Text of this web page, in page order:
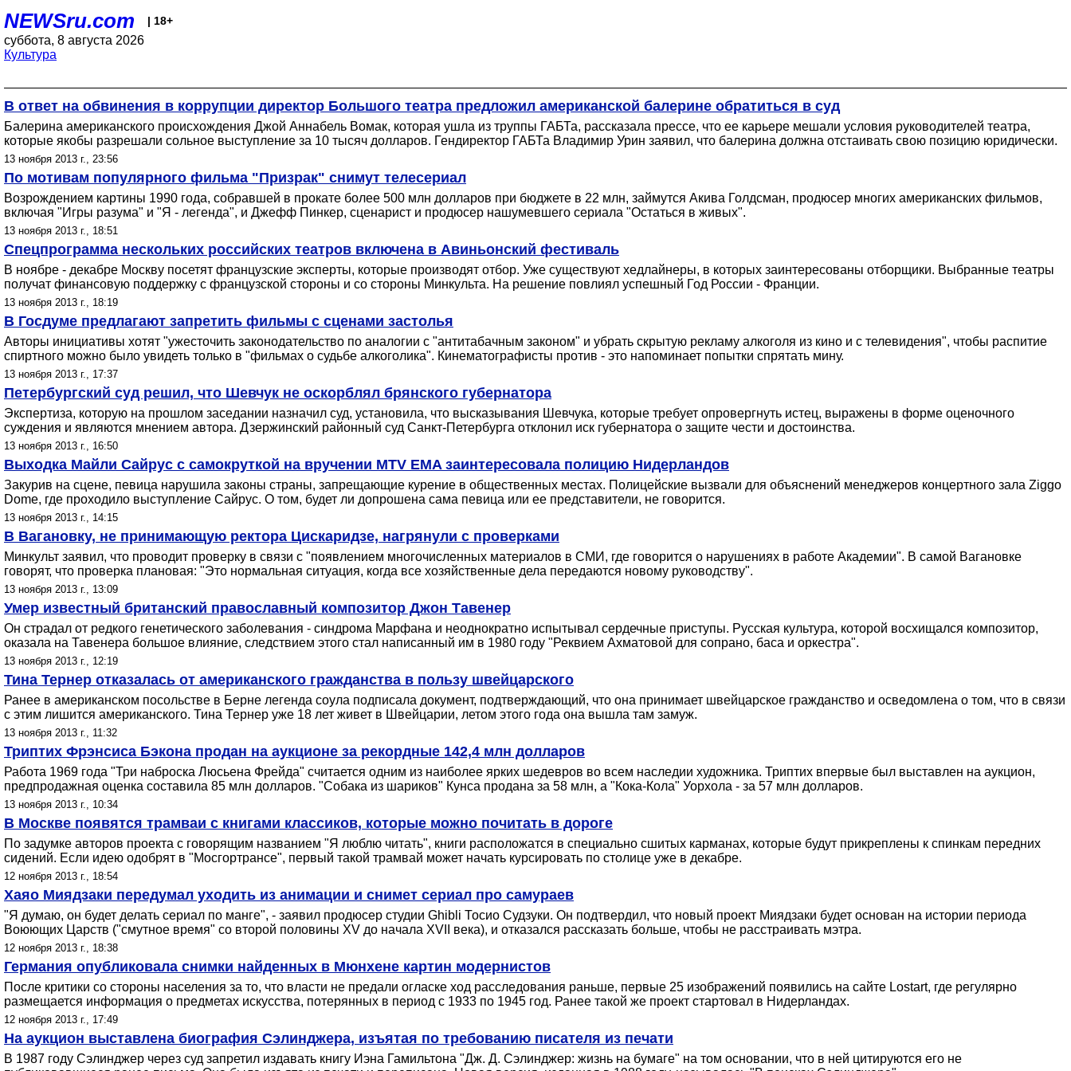
NEWSru.com | 18+
суббота, 8 августа 2026
Культура
В ответ на обвинения в коррупции директор Большого театра предложил американской балерине обратиться в суд
Балерина американского происхождения Джой Аннабель Вомак, которая ушла из труппы ГАБТа, рассказала прессе, что ее карьере мешали условия руководителей театра,
которые якобы разрешали сольное выступление за 10 тысяч долларов. Гендиректор ГАБТа Владимир Урин заявил, что балерина должна отстаивать свою позицию юридически.
13 ноября 2013 г., 23:56
По мотивам популярного фильма "Призрак" снимут телесериал
Возрождением картины 1990 года, собравшей в прокате более 500 млн долларов при бюджете в 22 млн, займутся Акива Голдсман, продюсер многих американских фильмов,
включая "Игры разума" и "Я - легенда", и Джефф Пинкер, сценарист и продюсер нашумевшего сериала "Остаться в живых".
13 ноября 2013 г., 18:51
Спецпрограмма нескольких российских театров включена в Авиньонский фестиваль
В ноябре - декабре Москву посетят французские эксперты, которые производят отбор. Уже существуют хедлайнеры, в которых заинтересованы отборщики. Выбранные театры
получат финансовую поддержку с французской стороны и со стороны Минкульта. На решение повлиял успешный Год России - Франции.
13 ноября 2013 г., 18:19
В Госдуме предлагают запретить фильмы с сценами застолья
Авторы инициативы хотят "ужесточить законодательство по аналогии с "антитабачным законом" и убрать скрытую рекламу алкоголя из кино и с телевидения", чтобы распитие
спиртного можно было увидеть только в "фильмах о судьбе алкоголика". Кинематографисты против - это напоминает попытки спрятать мину.
13 ноября 2013 г., 17:37
Петербургский суд решил, что Шевчук не оскорблял брянского губернатора
Экспертиза, которую на прошлом заседании назначил суд, установила, что высказывания Шевчука, которые требует опровергнуть истец, выражены в форме оценочного
суждения и являются мнением автора. Дзержинский районный суд Санкт-Петербурга отклонил иск губернатора о защите чести и достоинства.
13 ноября 2013 г., 16:50
Выходка Майли Сайрус с самокруткой на вручении MTV EMA заинтересовала полицию Нидерландов
Закурив на сцене, певица нарушила законы страны, запрещающие курение в общественных местах. Полицейские вызвали для объяснений менеджеров концертного зала Ziggo
Dome, где проходило выступление Сайрус. О том, будет ли допрошена сама певица или ее представители, не говорится.
13 ноября 2013 г., 14:15
В Вагановку, не принимающую ректора Цискаридзе, нагрянули с проверками
Минкульт заявил, что проводит проверку в связи с "появлением многочисленных материалов в СМИ, где говорится о нарушениях в работе Академии". В самой Вагановке
говорят, что проверка плановая: "Это нормальная ситуация, когда все хозяйственные дела передаются новому руководству".
13 ноября 2013 г., 13:09
Умер известный британский православный композитор Джон Тавенер
Он страдал от редкого генетического заболевания - синдрома Марфана и неоднократно испытывал сердечные приступы. Русская культура, которой восхищался композитор,
оказала на Тавенера большое влияние, следствием этого стал написанный им в 1980 году "Реквием Ахматовой для сопрано, баса и оркестра".
13 ноября 2013 г., 12:19
Тина Тернер отказалась от американского гражданства в пользу швейцарского
Ранее в американском посольстве в Берне легенда соула подписала документ, подтверждающий, что она принимает швейцарское гражданство и осведомлена о том, что в связи
с этим лишится американского. Тина Тернер уже 18 лет живет в Швейцарии, летом этого года она вышла там замуж.
13 ноября 2013 г., 11:32
Триптих Фрэнсиса Бэкона продан на аукционе за рекордные 142,4 млн долларов
Работа 1969 года "Три наброска Люсьена Фрейда" считается одним из наиболее ярких шедевров во всем наследии художника. Триптих впервые был выставлен на аукцион,
предпродажная оценка составила 85 млн долларов. "Собака из шариков" Кунса продана за 58 млн, а "Кока-Кола" Уорхола - за 57 млн долларов.
13 ноября 2013 г., 10:34
В Москве появятся трамваи с книгами классиков, которые можно почитать в дороге
По задумке авторов проекта с говорящим названием "Я люблю читать", книги расположатся в специально сшитых карманах, которые будут прикреплены к спинкам передних
сидений. Если идею одобрят в "Мосгортрансе", первый такой трамвай может начать курсировать по столице уже в декабре.
12 ноября 2013 г., 18:54
Хаяо Миядзаки передумал уходить из анимации и снимет сериал про самураев
"Я думаю, он будет делать сериал по манге", - заявил продюсер студии Ghibli Тосио Судзуки. Он подтвердил, что новый проект Миядзаки будет основан на истории периода
Воюющих Царств ("смутное время" со второй половины XV до начала XVII века), и отказался рассказать больше, чтобы не расстраивать мэтра.
12 ноября 2013 г., 18:38
Германия опубликовала снимки найденных в Мюнхене картин модернистов
После критики со стороны населения за то, что власти не предали огласке ход расследования раньше, первые 25 изображений появились на сайте Lostart, где регулярно
размещается информация о предметах искусства, потерянных в период с 1933 по 1945 год. Ранее такой же проект стартовал в Нидерландах.
12 ноября 2013 г., 17:49
На аукцион выставлена биография Сэлинджера, изъятая по требованию писателя из печати
В 1987 году Сэлинджер через суд запретил издавать книгу Иэна Гамильтона "Дж. Д. Сэлинджер: жизнь на бумаге" на том основании, что в ней цитируются его не